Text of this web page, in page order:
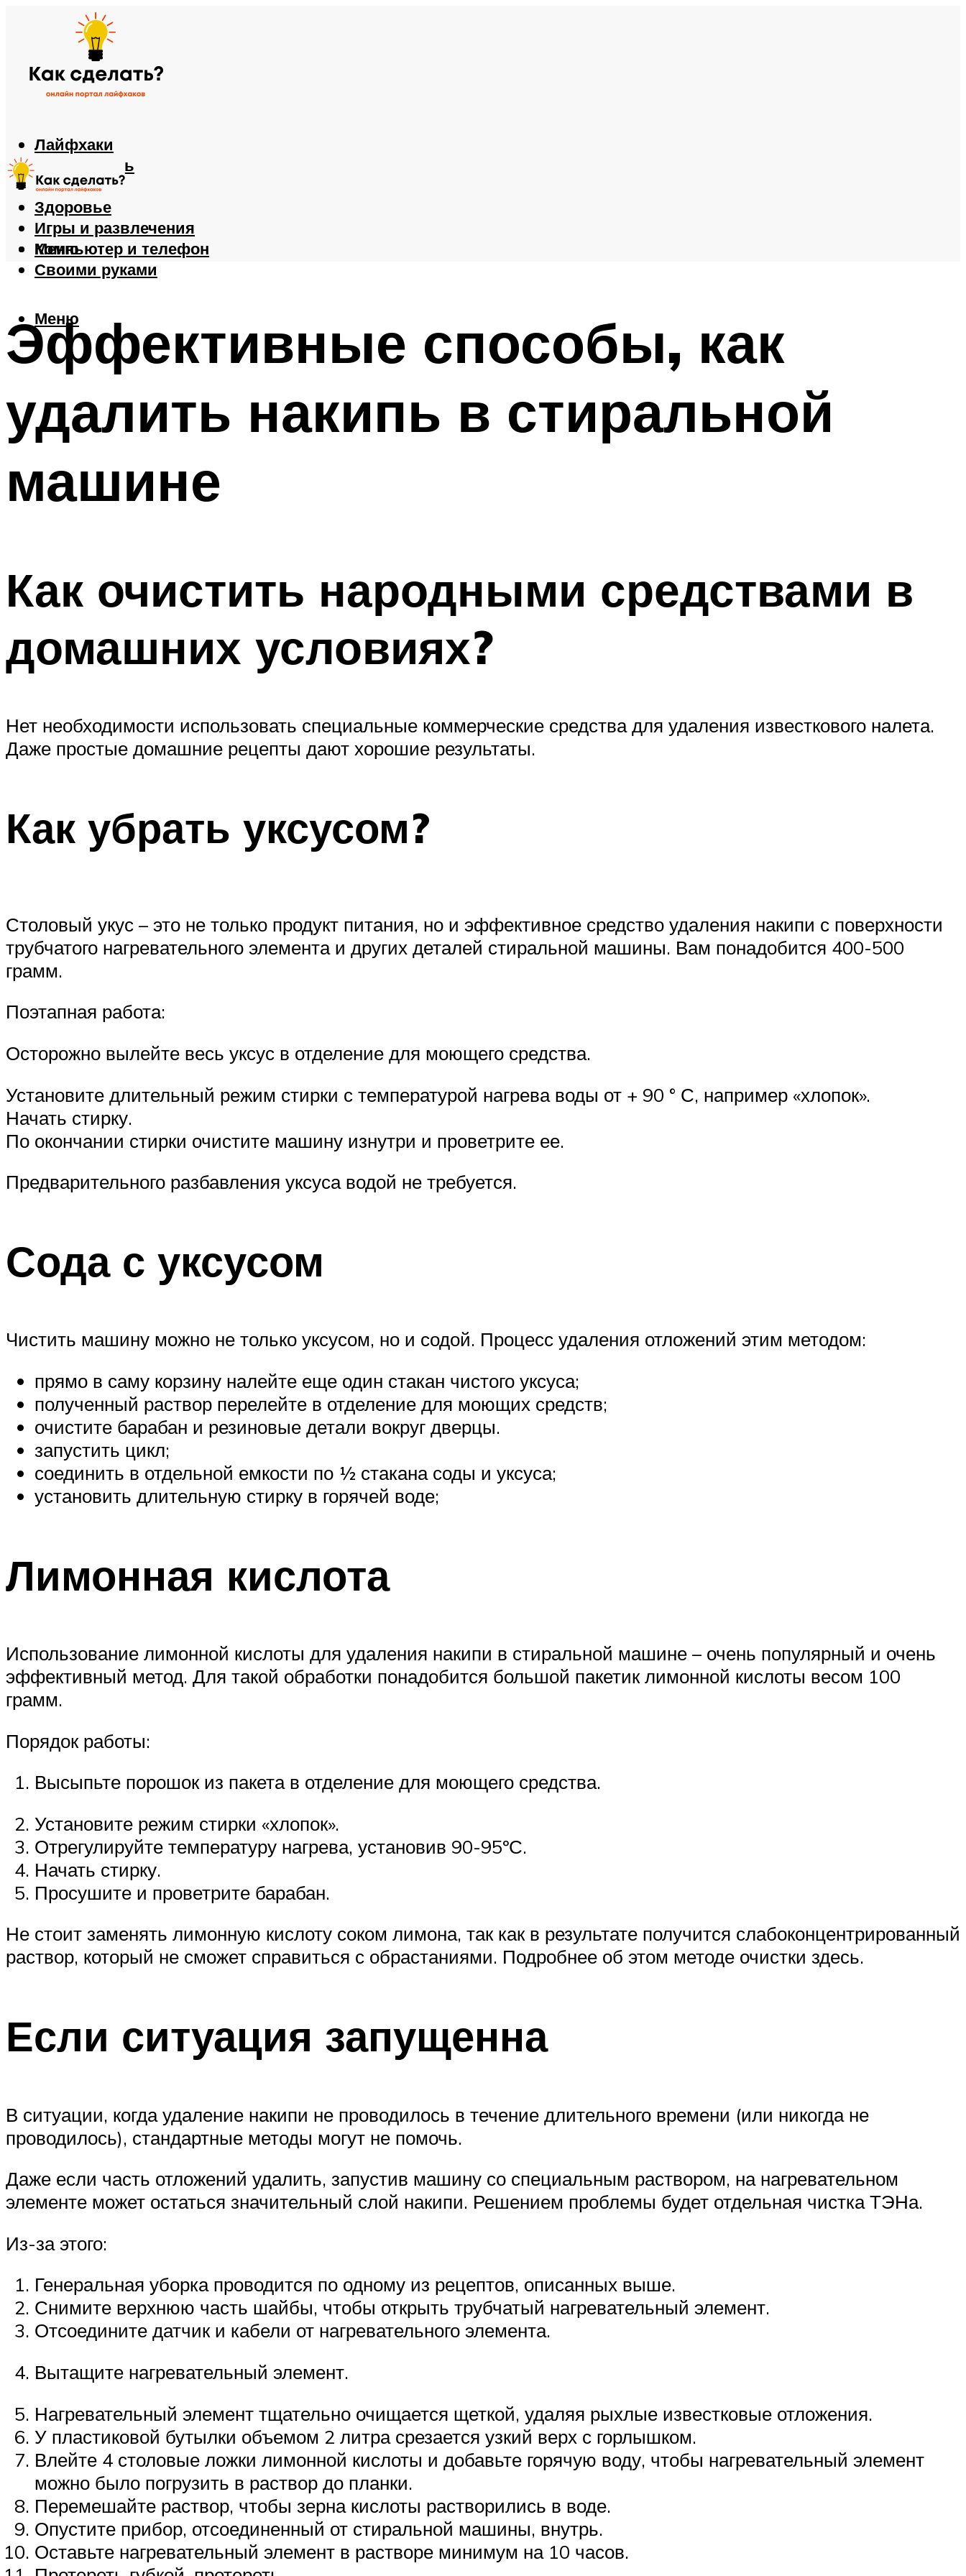
Лайфхаки
Автомобиль
Еда
Здоровье
Игры и развлечения
Компьютер и телефон
Своими руками
Меню
Меню
Эффективные способы, как
удалить накипь в стиральной
машине
Как очистить народными средствами в
домашних условиях?
Нет необходимости использовать специальные коммерческие средства для удаления известкового налета.
Даже простые домашние рецепты дают хорошие результаты.
Как убрать уксусом?
Столовый укус – это не только продукт питания, но и эффективное средство удаления накипи с поверхности
трубчатого нагревательного элемента и других деталей стиральной машины. Вам понадобится 400-500
грамм.
Поэтапная работа:
Осторожно вылейте весь уксус в отделение для моющего средства.
Установите длительный режим стирки с температурой нагрева воды от + 90 ° С, например «хлопок».
Начать стирку.
По окончании стирки очистите машину изнутри и проветрите ее.
Предварительного разбавления уксуса водой не требуется.
Сода с уксусом
Чистить машину можно не только уксусом, но и содой. Процесс удаления отложений этим методом:
прямо в саму корзину налейте еще один стакан чистого уксуса;
полученный раствор перелейте в отделение для моющих средств;
очистите барабан и резиновые детали вокруг дверцы.
запустить цикл;
соединить в отдельной емкости по ½ стакана соды и уксуса;
установить длительную стирку в горячей воде;
Лимонная кислота
Использование лимонной кислоты для удаления накипи в стиральной машине – очень популярный и очень
эффективный метод. Для такой обработки понадобится большой пакетик лимонной кислоты весом 100
грамм.
Порядок работы:
Высыпьте порошок из пакета в отделение для моющего средства.
Установите режим стирки «хлопок».
Отрегулируйте температуру нагрева, установив 90-95ºС.
Начать стирку.
Просушите и проветрите барабан.
Не стоит заменять лимонную кислоту соком лимона, так как в результате получится слабоконцентрированный
раствор, который не сможет справиться с обрастаниями. Подробнее об этом методе очистки здесь.
Если ситуация запущенна
В ситуации, когда удаление накипи не проводилось в течение длительного времени (или никогда не
проводилось), стандартные методы могут не помочь.
Даже если часть отложений удалить, запустив машину со специальным раствором, на нагревательном
элементе может остаться значительный слой накипи. Решением проблемы будет отдельная чистка ТЭНа.
Из-за этого:
Генеральная уборка проводится по одному из рецептов, описанных выше.
Снимите верхнюю часть шайбы, чтобы открыть трубчатый нагревательный элемент.
Отсоедините датчик и кабели от нагревательного элемента.
Вытащите нагревательный элемент.
Нагревательный элемент тщательно очищается щеткой, удаляя рыхлые известковые отложения.
У пластиковой бутылки объемом 2 литра срезается узкий верх с горлышком.
Влейте 4 столовые ложки лимонной кислоты и добавьте горячую воду, чтобы нагревательный элемент
можно было погрузить в раствор до планки.
Перемешайте раствор, чтобы зерна кислоты растворились в воде.
Опустите прибор, отсоединенный от стиральной машины, внутрь.
Оставьте нагревательный элемент в растворе минимум на 10 часов.